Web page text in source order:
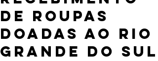
de roupas
doadas ao Rio
Grande do Sul